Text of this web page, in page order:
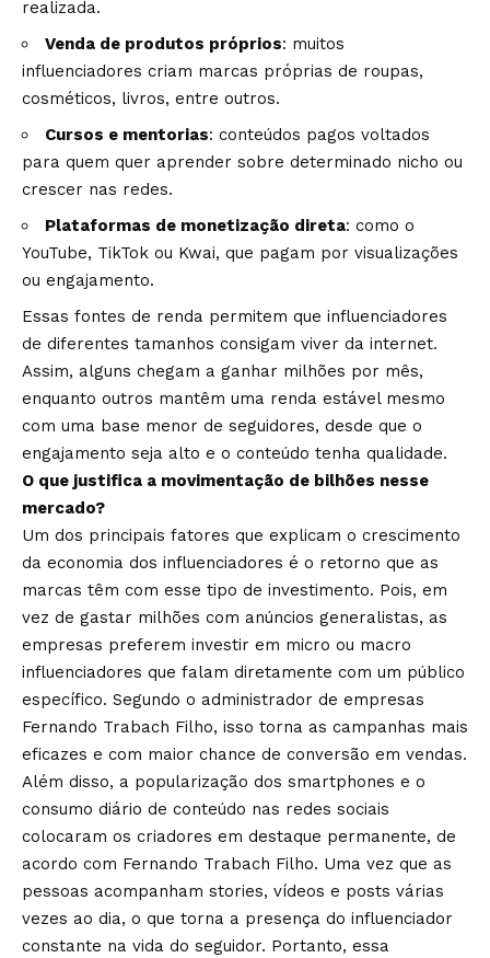
realizada.
Venda de produtos próprios: muitos
influenciadores criam marcas próprias de roupas,
cosméticos, livros, entre outros.
Cursos e mentorias: conteúdos pagos voltados
para quem quer aprender sobre determinado nicho ou
crescer nas redes.
Plataformas de monetização direta: como o
YouTube, TikTok ou Kwai, que pagam por visualizações
ou engajamento.
Essas fontes de renda permitem que influenciadores
de diferentes tamanhos consigam viver da internet.
Assim, alguns chegam a ganhar milhões por mês,
enquanto outros mantêm uma renda estável mesmo
com uma base menor de seguidores, desde que o
engajamento seja alto e o conteúdo tenha qualidade.
O que justifica a movimentação de bilhões nesse
mercado?
Um dos principais fatores que explicam o crescimento
da economia dos influenciadores é o retorno que as
marcas têm com esse tipo de investimento. Pois, em
vez de gastar milhões com anúncios generalistas, as
empresas preferem investir em micro ou macro
influenciadores que falam diretamente com um público
específico. Segundo o administrador de empresas
Fernando Trabach Filho, isso torna as campanhas mais
eficazes e com maior chance de conversão em vendas.
Além disso, a popularização dos smartphones e o
consumo diário de conteúdo nas redes sociais
colocaram os criadores em destaque permanente, de
acordo com Fernando Trabach Filho. Uma vez que as
pessoas acompanham stories, vídeos e posts várias
vezes ao dia, o que torna a presença do influenciador
constante na vida do seguidor. Portanto, essa